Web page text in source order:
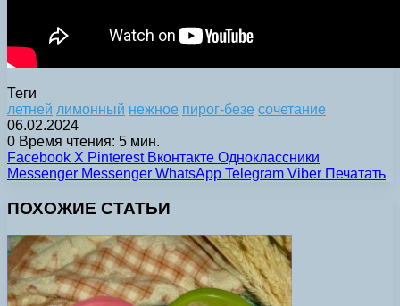
Теги
летней лимонный нежное пирог-безе сочетание
06.02.2024
0 Время чтения: 5 мин.
Facebook X Pinterest Вконтакте Одноклассники
Messenger Messenger WhatsApp Telegram Viber Печатать
ПОХОЖИЕ СТАТЬИ